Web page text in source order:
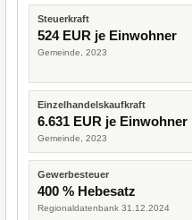
Steuerkraft
524 EUR je Einwohner
Gemeinde, 2023
Einzelhandelskaufkraft
6.631 EUR je Einwohner
Gemeinde, 2023
Gewerbesteuer
400 % Hebesatz
Regionaldatenbank 31.12.2024